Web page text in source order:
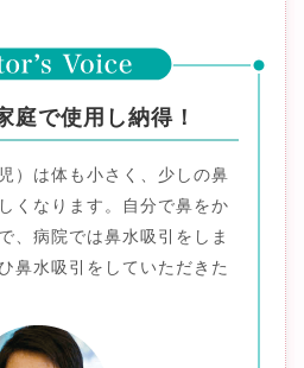
庭で使用し納得！
）は体も小さく、少しの鼻
くなります。自分で鼻をか
、病院では鼻水吸引をしま
鼻水吸引をしていただきた